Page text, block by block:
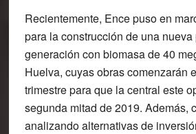
Recientemente, Ence puso en
para la construcción de una
generación con biomasa de 40
Huelva, cuyas obras comenzarán
trimestre para que la central este
segunda mitad de 2019. Además,
analizando alternativas de